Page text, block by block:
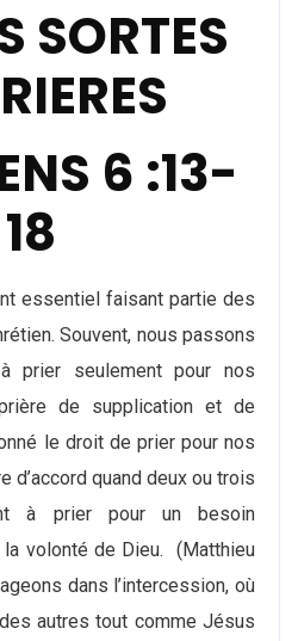
SORTES
6 :13-
18
essentiel faisant partie des
Souvent, nous passons
prier seulement pour nos
de supplication et de
le droit de prier pour nos
d’accord quand deux ou trois
à prier pour un besoin
volonté de Dieu. (Matthieu
dans l’intercession, où
autres tout comme Jésus